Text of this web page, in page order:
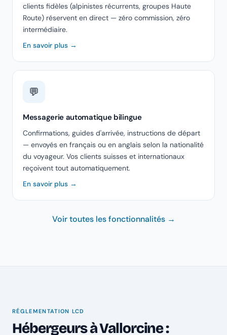
clients fidèles (alpinistes récurrents, groupes Haute
Route) réservent en direct — zéro commission, zéro
intermédiaire.
En savoir plus →
💬
Messagerie automatique bilingue
Confirmations, guides d'arrivée, instructions de départ
— envoyés en français ou en anglais selon la nationalité
du voyageur. Vos clients suisses et internationaux
reçoivent tout automatiquement.
En savoir plus →
Voir toutes les fonctionnalités →
RÉGLEMENTATION LCD
Hébergeurs à Vallorcine :